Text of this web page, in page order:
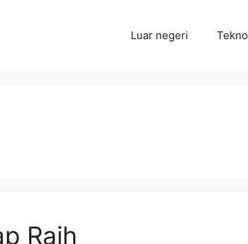
Luar negeri Tekno
Raih